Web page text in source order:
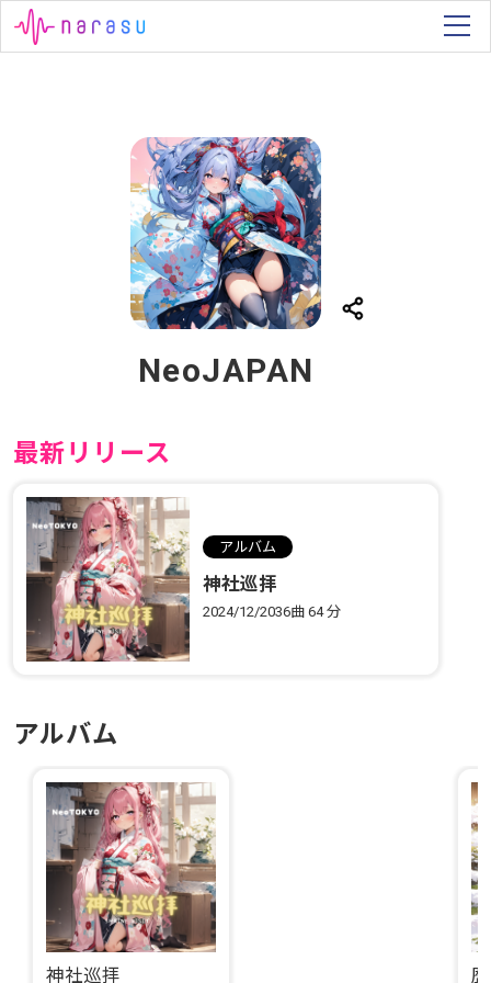
NeoJAPAN
最新リリース
アルバム
神社巡拝
2024/12/2036曲64 分
アルバム
神社巡拝